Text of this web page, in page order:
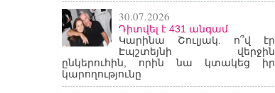
30.07.2026
Դիտվել է 431 անգամ
Կարինա Շուլյակ. ո՞վ էր
Էպշտեյնի վերջին
ընկերուհին, որին նա կտակեց իր
կարողությունը